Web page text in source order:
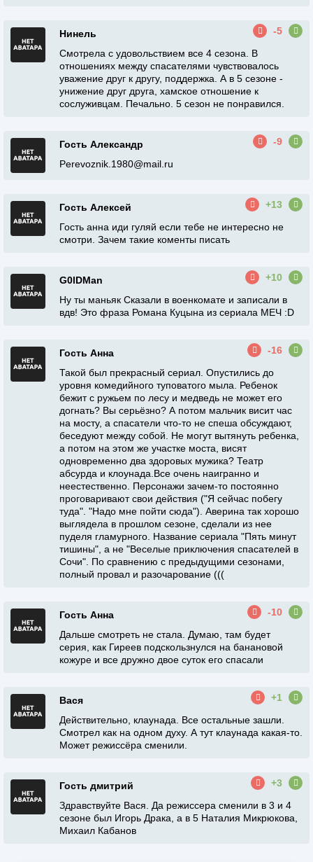
Нинель
-5
Смотрела с удовольствием все 4 сезона. В
отношениях между спасателями чувствовалось
уважение друг к другу, поддержка. А в 5 сезоне -
унижение друг друга, хамское отношение к
сослуживцам. Печально. 5 сезон не понравился.
Гость Александр
-9
Perevoznik.1980@mail.ru
Гость Алексей
+13
Гость анна иди гуляй если тебе не интересно не
смотри. Зачем такие коменты писать
G0lDMan
+10
Ну ты маньяк Сказали в военкомате и записали в
вдв! Это фраза Романа Куцына из сериала МЕЧ :D
Гость Анна
-16
Такой был прекрасный сериал. Опустились до
уровня комедийного туповатого мыла. Ребенок
бежит с ружьем по лесу и медведь не может его
догнать? Вы серьёзно? А потом мальчик висит час
на мосту, а спасатели что-то не спеша обсуждают,
беседуют между собой. Не могут вытянуть ребенка,
а потом на этом же участке моста, висят
одновременно два здоровых мужика? Театр
абсурда и клоунада.Все очень наигранно и
неестественно. Персонажи зачем-то постоянно
проговаривают свои действия ("Я сейчас побегу
туда". "Надо мне пойти сюда"). Аверина так хорошо
выглядела в прошлом сезоне, сделали из нее
пуделя гламурного. Название сериала "Пять минут
тишины", а не "Веселые приключения спасателей в
Сочи". По сравнению с предыдущими сезонами,
полный провал и разочарование (((
Гость Анна
-10
Дальше смотреть не стала. Думаю, там будет
серия, как Гиреев подскользнулся на банановой
кожуре и все дружно двое суток его спасали
Вася
+1
Действительно, клаунада. Все остальные зашли.
Смотрел как на одном духу. А тут клаунада какая-то.
Может режиссёра сменили.
Гость дмитрий
+3
Здравствуйте Вася. Да режиссера сменили в 3 и 4
сезоне был Игорь Драка, а в 5 Наталия Микрюкова,
Михаил Кабанов